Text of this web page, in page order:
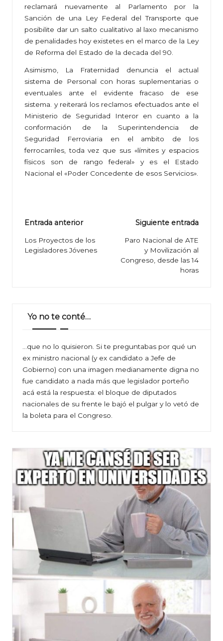
reclamará nuevamente al Parlamento por la
Sanción de una Ley Federal del Transporte que
posibilite dar un salto cualitativo al laxo mecanismo
de penalidades hoy existetes en el marco de la Ley
de Reforma del Estado de la decada del 90.
Asimismo, La Fraternidad denuncia el actual
sistema de Personal con horas suplementarias o
eventuales ante el evidente fracaso de ese
sistema. y reiterará los reclamos efectuados ante el
Ministerio de Seguridad Interor en cuanto a la
conformación de la Superintendencia de
Seguridad Ferroviaria en el ambito de los
ferrocarriles, toda vez que sus «límites y espacios
físicos son de rango federal» y es el Estado
Nacional el «Poder Concedente de esos Servicios».
Navegación
de
entradas
Entrada anterior
Los Proyectos de los
Legisladores Jóvenes
Siguiente entrada
Paro Nacional de ATE
y Movilización al
Congreso, desde las 14
horas
Yo no te conté…
…que no lo quisieron. Si te preguntabas por qué un
ex ministro nacional (y ex candidato a Jefe de
Gobierno) con una imagen medianamente digna no
fue candidato a nada más que legislador porteño
acá está la respuesta: el bloque de diputados
nacionales de su frente le bajó el pulgar y lo vetó de
la boleta para el Congreso.